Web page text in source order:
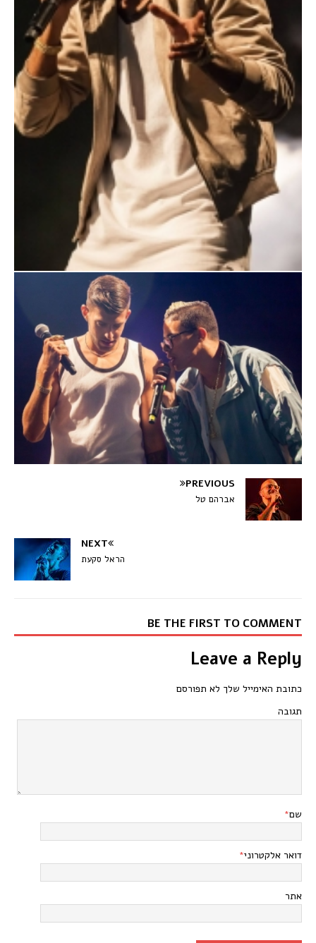
PREVIOUS
אברהם טל
NEXT
הראל סקעת
BE THE FIRST TO COMMENT
Leave a Reply
כתובת האימייל שלך לא תפורסם
תגובה
שם*
דואר אלקטרוני*
אתר